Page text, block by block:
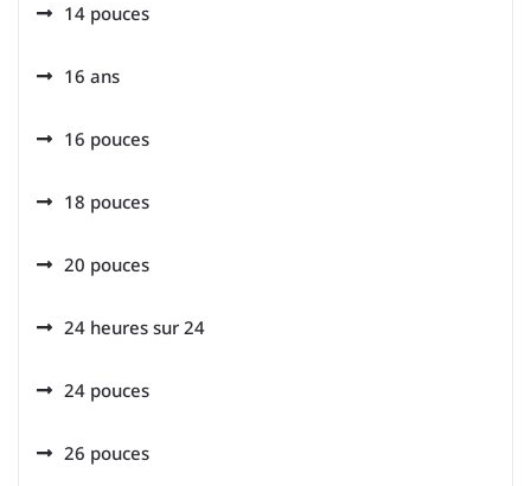
14 pouces
16 ans
16 pouces
18 pouces
20 pouces
24 heures sur 24
24 pouces
26 pouces